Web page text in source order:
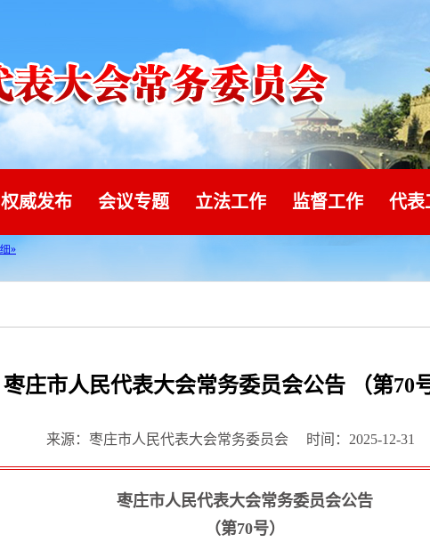
权威发布 会议专题 立法工作 监督工作 代表
枣庄市人民代表大会常务委员会公告 （第70号
来源：枣庄市人民代表大会常务委员会 时间：2025-12-31
枣庄市人民代表大会常务委员会公告
（第70号）